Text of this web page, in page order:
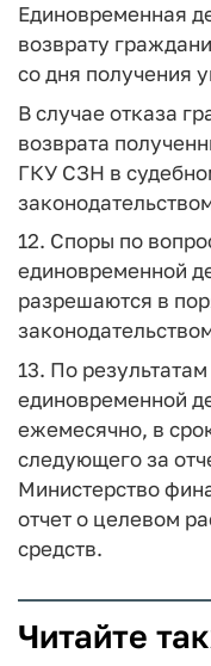
Единовременная
возврату
со дня получения
В случае отказа
возврата
ГКУ СЗН в
12. Споры по
единовременной
разрешаются в
13. По
единовременной
ежемесячно, в
следующего за
Министерство
отчет о целевом
средств.
Читайте